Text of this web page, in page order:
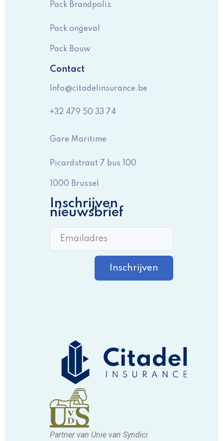
Pack Brandpolis
Pack ongeval
Pack Bouw
Contact
Info@citadelinsurance.be
+32 479 50 33 74
Gare Maritime
Picardstraat 7 bus 100
1000 Brussel
Inschrijven
nieuwsbrief
Inschrijven
Partner van Unie van Syndici